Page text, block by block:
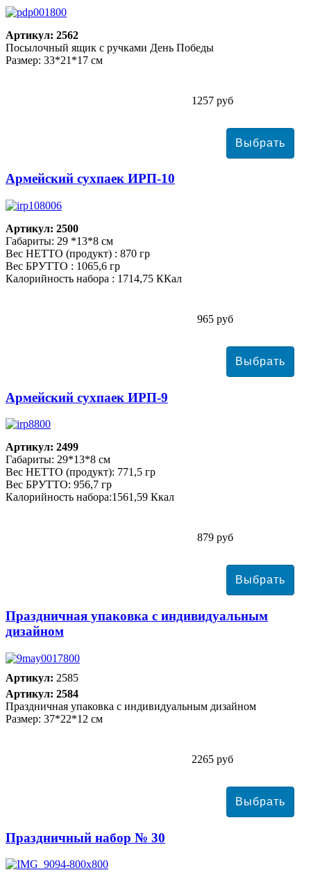
Артикул: 2562
Посылочный ящик с ручками День Победы
Размер: 33*21*17 см
1257 руб
Армейский сухпаек ИРП-10
Артикул: 2500
Габариты: 29 *13*8 см
Вес НЕТТО (продукт) : 870 гр
Вес БРУТТО : 1065,6 гр
Калорийность набора : 1714,75 ККал
965 руб
Армейский сухпаек ИРП-9
Артикул: 2499
Габариты: 29*13*8 см
Вес НЕТТО (продукт): 771,5 гр
Вес БРУТТО: 956,7 гр
Калорийность набора:1561,59 Ккал
879 руб
Праздничная упаковка с индивидуальным
дизайном
Артикул: 2585
Артикул: 2584
Праздничная упаковка с индивидуальным дизайном
Размер: 37*22*12 см
2265 руб
Праздничный набор № 30